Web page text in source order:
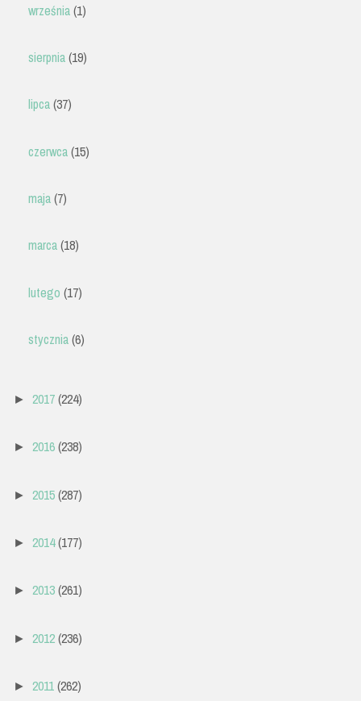
września(1)
sierpnia(19)
lipca(37)
czerwca(15)
maja(7)
marca(18)
lutego (17)
stycznia(6)
► 2017(224)
► 2016(238)
► 2015(287)
► 2014(177)
► 2013(261)
► 2012(236)
► 2011(262)